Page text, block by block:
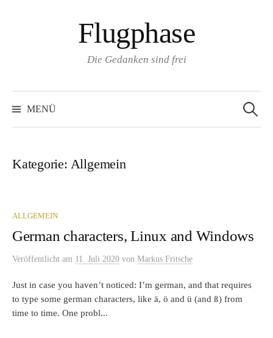
Flugphase
Die Gedanken sind frei
MENÜ
nach:
Kategorie: Allgemein
ALLGEMEIN
German characters, Linux and Windows
Veröffentlicht am 11. Juli 2020 von Markus Fritsche
Just in case you haven’t noticed: I’m german, and that requires
to type some german characters, like ä, ö and ü (and ß) from
time to time. One probl...